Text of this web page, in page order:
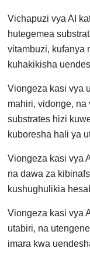
Vichapuzi vya AI
hutegemea
vitambuzi, kufanya
kuhakikisha
Viongeza kasi vya
mahiri, vidonge, na
substrates hizi
kuboresha hali ya
Viongeza kasi vya
na dawa za
kushughulikia
Viongeza kasi vya
utabiri, na
imara kwa